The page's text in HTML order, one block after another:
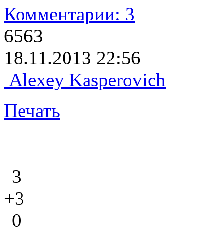
Комментарии: 3
6563
18.11.2013 22:56
Alexey Kasperovich
Печать
3
+3
0